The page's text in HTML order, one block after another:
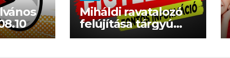
Miháldi ravatalozó
felújítása tárgyú
beszerzési eljárás